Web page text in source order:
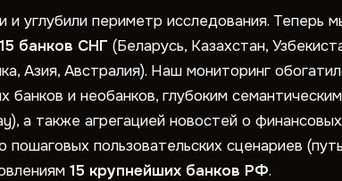
углубили периметр исследования. Теперь
банков СНГ (Беларусь, Казахстан,
Азия, Австралия). Наш мониторинг
банков и необанков, глубоким
а также агрегацией новостей о
пользовательских сценариев
15 крупнейших банков РФ.